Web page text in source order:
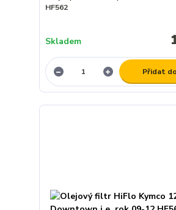
HF562
Skladem
Přidat